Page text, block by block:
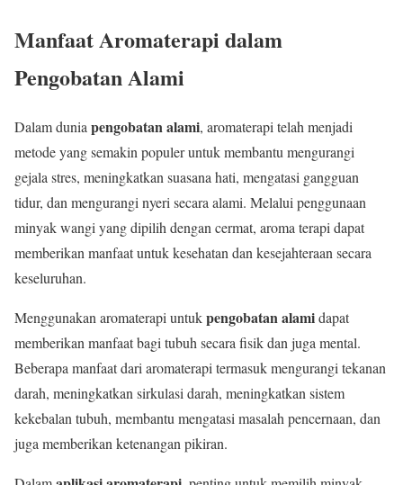
Manfaat Aromaterapi dalam
Pengobatan Alami
Dalam dunia pengobatan alami, aromaterapi telah menjadi
metode yang semakin populer untuk membantu mengurangi
gejala stres, meningkatkan suasana hati, mengatasi gangguan
tidur, dan mengurangi nyeri secara alami. Melalui penggunaan
minyak wangi yang dipilih dengan cermat, aroma terapi dapat
memberikan manfaat untuk kesehatan dan kesejahteraan secara
keseluruhan.
Menggunakan aromaterapi untukpengobatan alamidapat
memberikan manfaat bagi tubuh secara fisik dan juga mental.
Beberapa manfaat dari aromaterapi termasuk mengurangi tekanan
darah, meningkatkan sirkulasi darah, meningkatkan sistem
kekebalan tubuh, membantu mengatasi masalah pencernaan, dan
juga memberikan ketenangan pikiran.